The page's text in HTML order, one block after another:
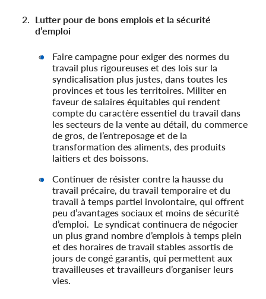
Lutter pour de bons emplois et la sécurité
d’emploi
Faire campagne pour exiger des normes du
travail plus rigoureuses et des lois sur la
syndicalisation plus justes, dans toutes les
provinces et tous les territoires. Militer en
faveur de salaires équitables qui rendent
compte du caractère essentiel du travail dans
les secteurs de la vente au détail, du commerce
de gros, de l’entreposage et de la
transformation des aliments, des produits
laitiers et des boissons.
Continuer de résister contre la hausse du
travail précaire, du travail temporaire et du
travail à temps partiel involontaire, qui offrent
peu d’avantages sociaux et moins de sécurité
d’emploi. Le syndicat continuera de négocier
un plus grand nombre d’emplois à temps plein
et des horaires de travail stables assortis de
jours de congé garantis, qui permettent aux
travailleuses et travailleurs d’organiser leurs
vies.